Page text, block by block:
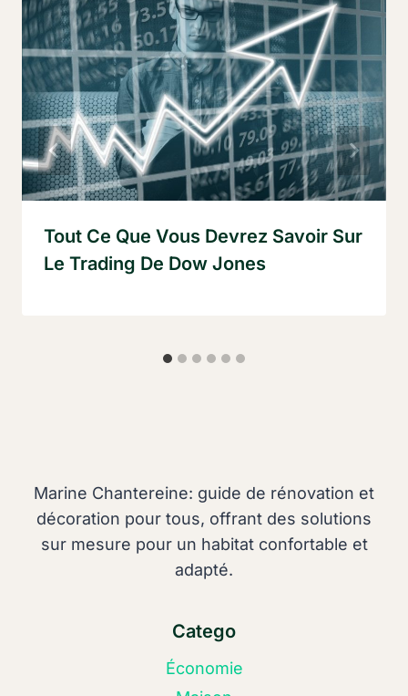
Tout Ce Que Vous Devrez Savoir Sur
Le Trading De Dow Jones
Marine Chantereine: guide de rénovation et
décoration pour tous, offrant des solutions
sur mesure pour un habitat confortable et
adapté.
Catego
Économie